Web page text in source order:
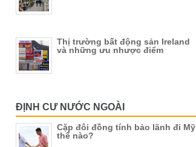
Thị trường bất động sản Ireland
và những ưu nhược điểm
ĐỊNH CƯ NƯỚC NGOÀI
Cặp đôi đồng tính bảo lãnh đi Mỹ
thế nào?